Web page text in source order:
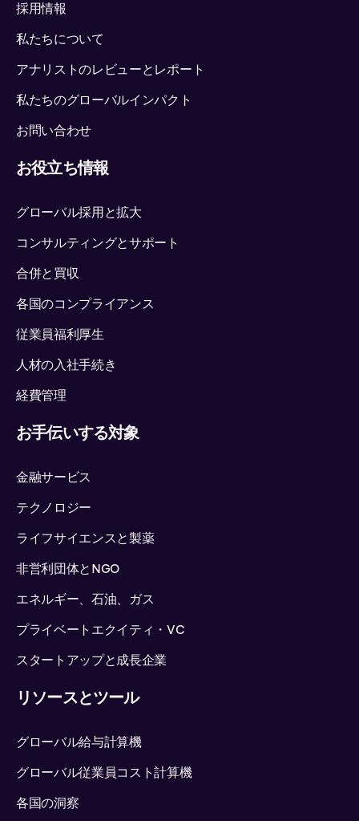
採用情報
私たちについて
アナリストのレビューとレポート
私たちのグローバルインパクト
お問い合わせ
お役立ち情報
グローバル採用と拡大
コンサルティングとサポート
合併と買収
各国のコンプライアンス
従業員福利厚生
人材の入社手続き
経費管理
お手伝いする対象
金融サービス
テクノロジー
ライフサイエンスと製薬
非営利団体とNGO
エネルギー、石油、ガス
プライベートエクイティ・VC
スタートアップと成長企業
リソースとツール
グローバル給与計算機
グローバル従業員コスト計算機
各国の洞察